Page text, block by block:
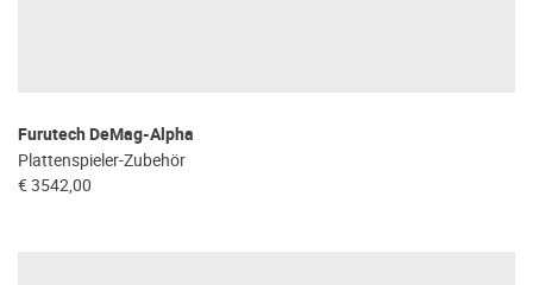
Furutech DeMag-Alpha
Plattenspieler-Zubehör
€ 3542,00